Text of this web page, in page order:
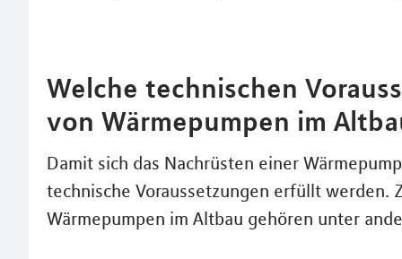
Welche technischen
von Wärmepumpen im
Damit sich das Nachrüsten einer
technische Voraussetzungen erfüllt werden.
Wärmepumpen im Altbau gehören unter